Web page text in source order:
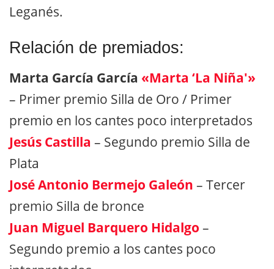
Leganés.
Relación de premiados:
Marta García García «Marta ‘La Niña'»
– Primer premio Silla de Oro / Primer
premio en los cantes poco interpretados
Jesús Castilla – Segundo premio Silla de
Plata
José Antonio Bermejo Galeón – Tercer
premio Silla de bronce
Juan Miguel Barquero Hidalgo –
Segundo premio a los cantes poco